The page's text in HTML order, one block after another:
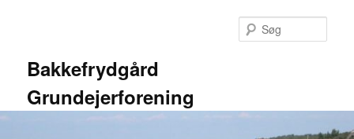
Bakkefrydgård
Grundejerforening